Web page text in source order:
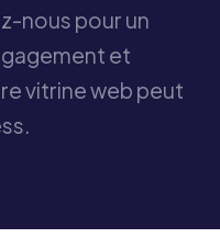
nous pour un
et
vitrine web peut